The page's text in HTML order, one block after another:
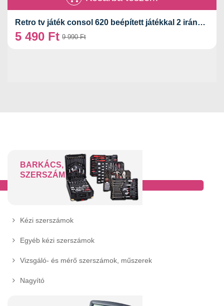
Retro tv játék consol 620 beépített játékkal 2 irányítóval
9 990Ft
5 490 Ft
BARKÁCS,
SZERSZÁM
Kézi szerszámok
Egyéb kézi szerszámok
Vizsgáló- és mérő szerszámok, műszerek
Nagyító